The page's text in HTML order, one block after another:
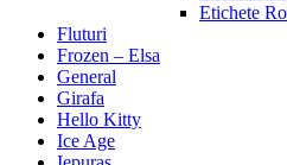
Etichete
Fluturi
Frozen – Elsa
General
Girafa
Hello Kitty
Ice Age